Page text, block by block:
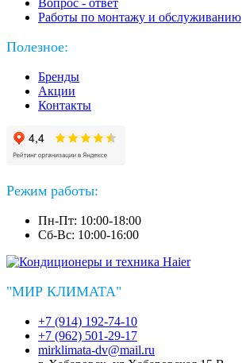
Вопрос - ответ
Работы по монтажу и обслуживанию
Полезное:
Бренды
Акции
Контакты
Режим работы:
Пн-Пт: 10:00-18:00
Сб-Вс: 10:00-16:00
"МИР КЛИМАТА"
+7 (914) 192-74-10
+7 (962) 501-29-17
mirklimata-dv@mail.ru